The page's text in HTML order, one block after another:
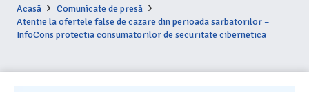
Acasă
Comunicate de presă
Atentie la ofertele false de cazare din perioada sarbatorilor –
InfoCons protectia consumatorilor de securitate cibernetica